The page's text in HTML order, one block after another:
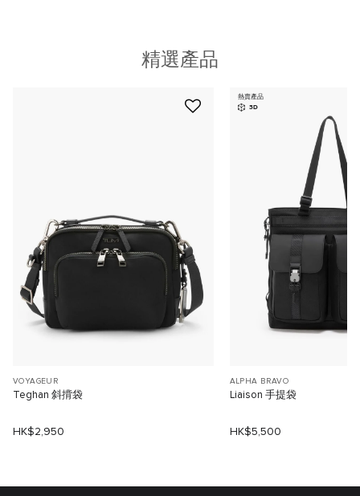
精選產品
VOYAGEUR
Teghan 斜揹袋
HK$2,950
熱賣產品
3D
ALPHA BRAVO
Liaison 手提袋
HK$5,500